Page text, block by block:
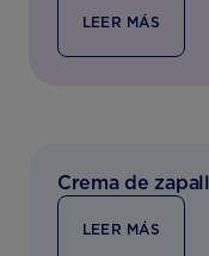
LEER MÁS
Crema de
LEER MÁS